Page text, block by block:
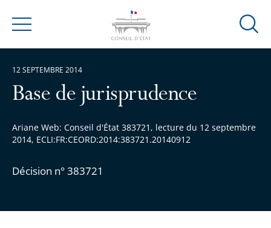
Menu
Ouvrir
Base de jurisprudence
Ariane Web: Conseil d'État 383721, lecture du 12 septembre
2014, ECLI:FR:CEORD:2014:383721.20140912
Décision n° 383721
12 SEPTEMBRE 2014